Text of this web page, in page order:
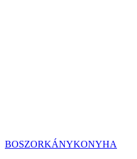
BOSZORKÁNYKONYHA